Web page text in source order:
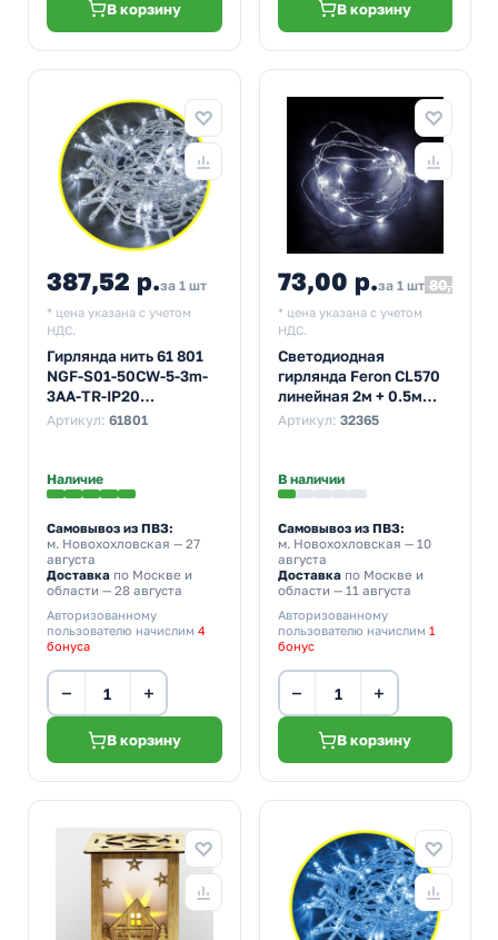
В корзину В корзину
387,52 р.за 1 шт
* цена указана с учетом
НДС.
Гирлянда нить 61 801
NGF-S01-50CW-5-3m-
3AA-TR-IP20
постоянное свечение,
Артикул: 61801
Наличие
Самовывоз из ПВЗ:
м. Новохохловская — 27
августа
Доставка по Москве и
области — 28 августа
Авторизованному
пользователю начислим 4
бонуса
− +
В корзину
73,00 р.за 1 шт 80,30
* цена указана с учетом
НДС.
Светодиодная
гирлянда Feron CL570
линейная 2м + 0.5м
5000K с питанием от
Артикул: 32365
В наличии
Самовывоз из ПВЗ:
м. Новохохловская — 10
августа
Доставкапо Москве и
области — 11 августа
Авторизованному
пользователю начислим 1
бонус
− +
В корзину